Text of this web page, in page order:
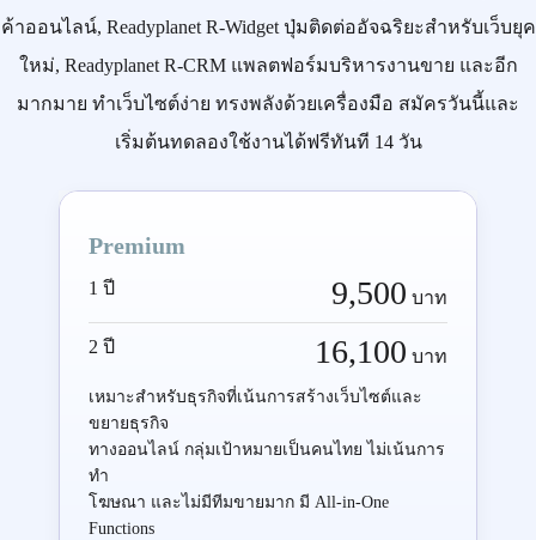
ค้าออนไลน์, Readyplanet R-Widgetปุ่มติดต่ออัจฉริยะสำหรับเว็บยุค
ใหม่, Readyplanet R-CRMแพลตฟอร์มบริหารงานขาย และอีก
มากมาย ทำเว็บไซต์ง่าย ทรงพลังด้วยเครื่องมือ สมัครวันนี้และ
เริ่มต้นทดลองใช้งานได้ฟรีทันที 14 วัน
Premium
1 ปี 9,500 บาท
2 ปี 16,100 บาท
เหมาะสำหรับธุรกิจที่เน้นการสร้างเว็บไซต์และ
ขยายธุรกิจ
ทางออนไลน์ กลุ่มเป้าหมายเป็นคนไทย ไม่เน้นการ
ทำ
โฆษณา และไม่มีทีมขายมาก มี All-in-One
Functions